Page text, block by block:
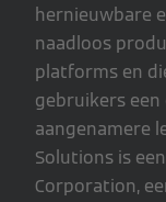
hernieuwbare
naadloos
platforms en
gebruikers een
aangenamere
Solutions is
Corporation,